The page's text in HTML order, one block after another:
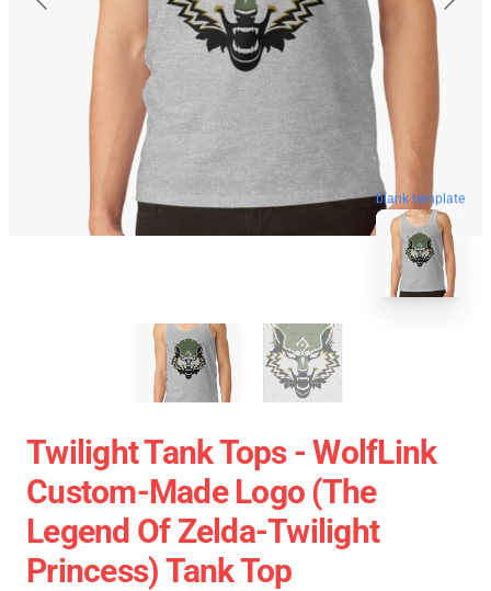
blank template
Twilight Tank Tops - WolfLink
Custom-Made Logo (The
Legend Of Zelda-Twilight
Princess) Tank Top